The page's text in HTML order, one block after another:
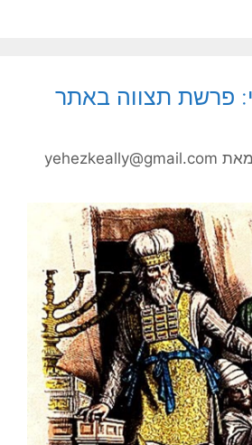
פרשת תצווה באתר
מאת yehezkeally@gmail.com